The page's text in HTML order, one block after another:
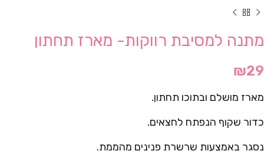
מתנה למסיבת רווקות- מארז תחתון
₪29
מארז מושלם ובתוכו תחתון.
כדור שקוף הנפתח לחצאים.
נסגר באמצעות שרשרת פנינים מהממת.